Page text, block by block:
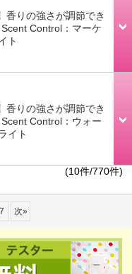
香りの強さが調節でき
Control：マーケ
ト
香りの強さが調節でき
Control：ウォー
イト
(10件/770件)
次»